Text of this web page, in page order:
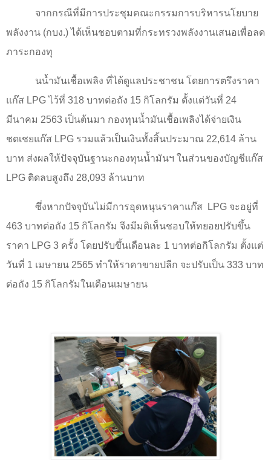
จากกรณีที่มีการประชุมคณะกรรมการบริหารนโยบาย
พลังงาน (กบง.) ได้เห็นชอบตามที่กระทรวงพลังงานเสนอเพื่อลด
ภาระกองทุ
นน้ำมันเชื้อเพลิง ที่ได้ดูแลประชาชน โดยการตรึงราคา
แก๊ส LPGไว้ที่ 318 บาทต่อถัง 15 กิโลกรัม ตั้งแต่วันที่ 24
มีนาคม 2563 เป็นต้นมา กองทุนน้ำมันเชื้อเพลิงได้จ่ายเงิน
ชดเชยแก๊ส LPG รวมแล้วเป็นเงินทั้งสิ้นประมาณ 22,614 ล้าน
บาท ส่งผลให้ปัจจุบันฐานะกองทุนน้ำมันฯ ในส่วนของบัญชีแก๊ส
LPG ติดลบสูงถึง 28,093 ล้านบาท
ซึ่งหากปัจจุบันไม่มีการอุดหนุนราคาแก๊ส LPG จะอยู่ที่
463 บาทต่อถัง 15 กิโลกรัม จึงมีมติเห็นชอบให้ทยอยปรับขึ้น
ราคา LPG 3 ครั้ง โดยปรับขึ้นเดือนละ 1 บาทต่อกิโลกรัม ตั้งแต่
วันที่ 1 เมษายน 2565 ทำให้ราคาขายปลีก จะปรับเป็น 333 บาท
ต่อถัง 15 กิโลกรัมในเดือนเมษายน